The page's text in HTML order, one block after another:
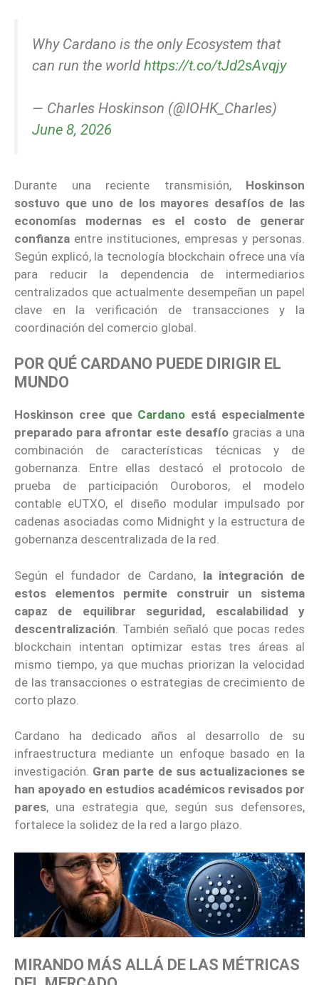
Why Cardano is the only Ecosystem that
can run the worldhttps://t.co/tJd2sAvqjy
— Charles Hoskinson (@IOHK_Charles)
June 8, 2026
Durante una reciente transmisión, Hoskinson
sostuvo que uno de los mayores desafíos de las
economías modernas es el costo de generar
confianza entre instituciones, empresas y personas.
Según explicó, la tecnología blockchain ofrece una vía
para reducir la dependencia de intermediarios
centralizados que actualmente desempeñan un papel
clave en la verificación de transacciones y la
coordinación del comercio global.
POR QUÉ CARDANO PUEDE DIRIGIR EL
MUNDO
Hoskinson cree que Cardano está especialmente
preparado para afrontar este desafío gracias a una
combinación de características técnicas y de
gobernanza. Entre ellas destacó el protocolo de
prueba de participación Ouroboros, el modelo
contable eUTXO, el diseño modular impulsado por
cadenas asociadas como Midnight y la estructura de
gobernanza descentralizada de la red.
Según el fundador de Cardano, la integración de
estos elementos permite construir un sistema
capaz de equilibrar seguridad, escalabilidad y
descentralización . También señaló que pocas redes
blockchain intentan optimizar estas tres áreas al
mismo tiempo, ya que muchas priorizan la velocidad
de las transacciones o estrategias de crecimiento de
corto plazo.
Cardano ha dedicado años al desarrollo de su
infraestructura mediante un enfoque basado en la
investigación. Gran parte de sus actualizaciones se
han apoyado en estudios académicos revisados por
pares, una estrategia que, según sus defensores,
fortalece la solidez de la red a largo plazo.
MIRANDO MÁS ALLÁ DE LAS MÉTRICAS